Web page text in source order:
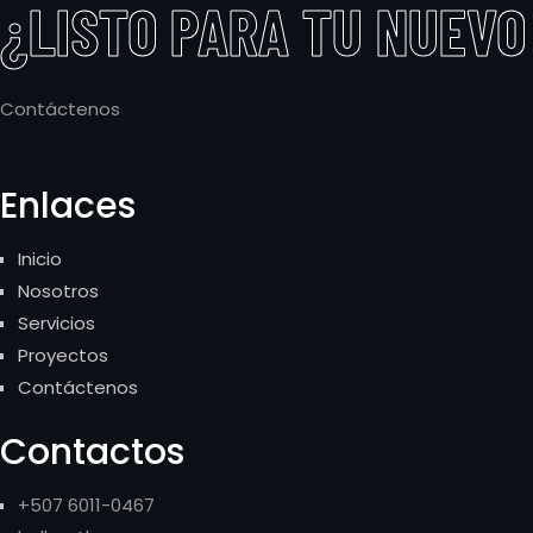
¿LISTO PARA TU
Contáctenos
Enlaces
Inicio
Nosotros
Servicios
Proyectos
Contáctenos
Contactos
+507 6011-0467